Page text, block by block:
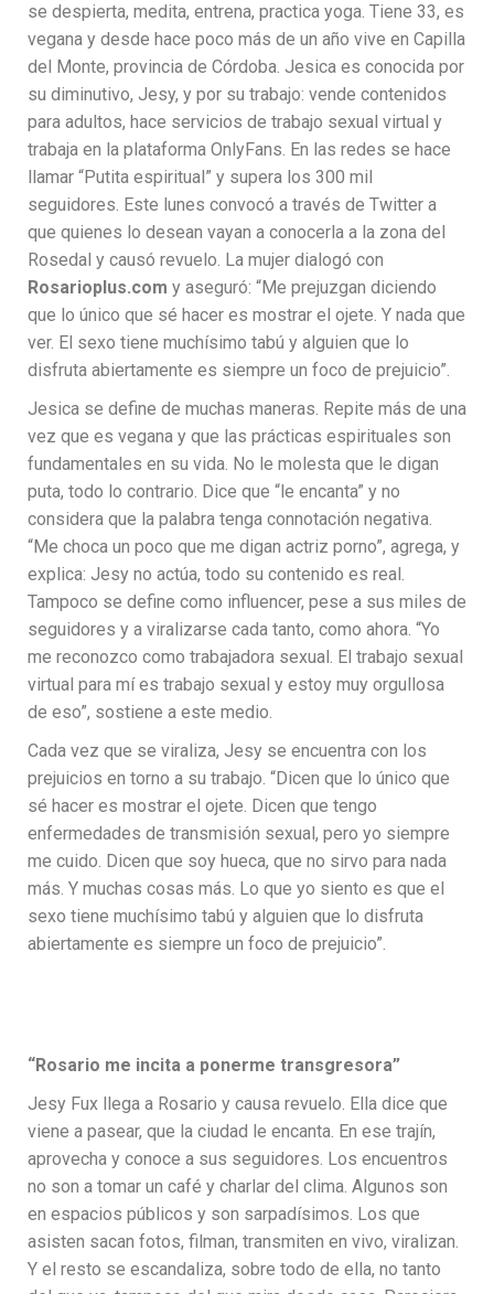
se despierta, medita, entrena, practica yoga. Tiene 33, es
vegana y desde hace poco más de un año vive en Capilla
del Monte, provincia de Córdoba. Jesica es conocida por
su diminutivo, Jesy, y por su trabajo: vende contenidos
para adultos, hace servicios de trabajo sexual virtual y
trabaja en la plataforma OnlyFans. En las redes se hace
llamar “Putita espiritual” y supera los 300 mil
seguidores. Este lunes convocó a través de Twitter a
que quienes lo desean vayan a conocerla a la zona del
Rosedal y causó revuelo. La mujer dialogó con
Rosarioplus.com y aseguró: “Me prejuzgan diciendo
que lo único que sé hacer es mostrar el ojete. Y nada que
ver. El sexo tiene muchísimo tabú y alguien que lo
disfruta abiertamente es siempre un foco de prejuicio”.
Jesica se define de muchas maneras. Repite más de una
vez que es vegana y que las prácticas espirituales son
fundamentales en su vida. No le molesta que le digan
puta, todo lo contrario. Dice que “le encanta” y no
considera que la palabra tenga connotación negativa.
“Me choca un poco que me digan actriz porno”, agrega, y
explica: Jesy no actúa, todo su contenido es real.
Tampoco se define como influencer, pese a sus miles de
seguidores y a viralizarse cada tanto, como ahora. “Yo
me reconozco como trabajadora sexual. El trabajo sexual
virtual para mí es trabajo sexual y estoy muy orgullosa
de eso”, sostiene a este medio.
Cada vez que se viraliza, Jesy se encuentra con los
prejuicios en torno a su trabajo. “Dicen que lo único que
sé hacer es mostrar el ojete. Dicen que tengo
enfermedades de transmisión sexual, pero yo siempre
me cuido. Dicen que soy hueca, que no sirvo para nada
más. Y muchas cosas más. Lo que yo siento es que el
sexo tiene muchísimo tabú y alguien que lo disfruta
abiertamente es siempre un foco de prejuicio”.
“Rosario me incita a ponerme transgresora”
Jesy Fux llega a Rosario y causa revuelo. Ella dice que
viene a pasear, que la ciudad le encanta. En ese trajín,
aprovecha y conoce a sus seguidores. Los encuentros
no son a tomar un café y charlar del clima. Algunos son
en espacios públicos y son sarpadísimos. Los que
asisten sacan fotos, filman, transmiten en vivo, viralizan.
Y el resto se escandaliza, sobre todo de ella, no tanto